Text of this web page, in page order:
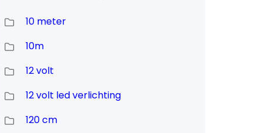
10 meter
10m
12 volt
12 volt led verlichting
120 cm